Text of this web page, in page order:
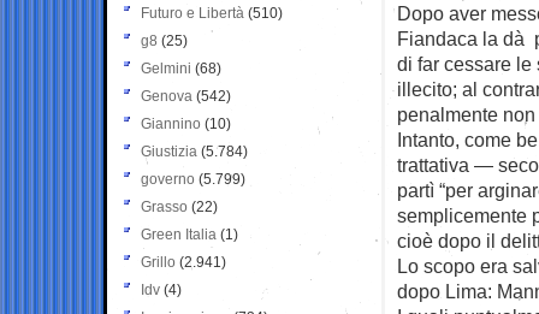
Dopo aver
Fiandaca la dà
di far cessare le
illecito; al
penalmente
Intanto, come
trattativa —
partì “per
semplicemente
cioè dopo il
Lo scopo era
dopo Lima:
Futuro e Libertà (510)
g8 (25)
Gelmini (68)
Genova (542)
Giannino (10)
Giustizia (5.784)
governo (5.799)
Grasso (22)
Green Italia (1)
Grillo (2.941)
Idv (4)